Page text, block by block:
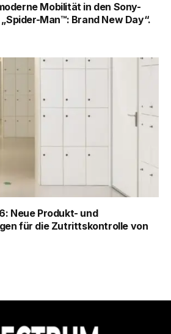
Mobilität in den Sony-
Man™: Brand New Day“.
Neue Produkt- und
für die Zutrittskontrolle von